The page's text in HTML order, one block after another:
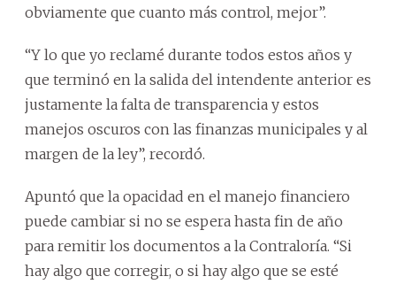
obviamente que cuanto más control, mejor”.
“Y lo que yo reclamé durante todos estos años y
que terminó en la salida del intendente anterior es
justamente la falta de transparencia y estos
manejos oscuros con las finanzas municipales y al
margen de la ley”, recordó.
Apuntó que la opacidad en el manejo financiero
puede cambiar si no se espera hasta fin de año
para remitir los documentos a la Contraloría. “Si
hay algo que corregir, o si hay algo que se esté